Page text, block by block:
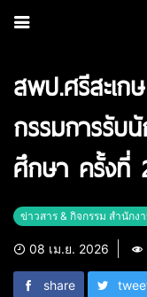
สพป.ศรีสะเก
กรรมการรับ
ศึกษา ครั้งที่
ข่าวสาร & กิจกรรม สำนัก
08 เม.ย. 2026
share